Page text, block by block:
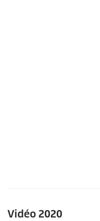
Vidéo 2020